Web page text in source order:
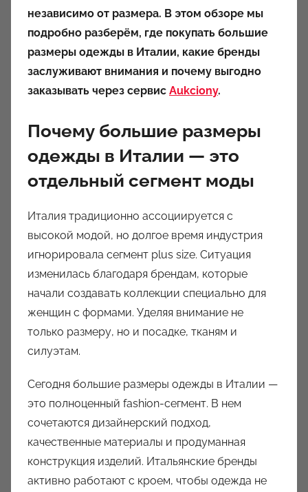
независимо от размера. В этом обзоре мы
подробно разберём, где покупать большие
размеры одежды в Италии, какие бренды
заслуживают внимания и почему выгодно
заказывать через сервис Aukciony.
Почему большие размеры
одежды в Италии — это
отдельный сегмент моды
Италия традиционно ассоциируется с
высокой модой, но долгое время индустрия
игнорировала сегмент plus size. Ситуация
изменилась благодаря брендам, которые
начали создавать коллекции специально для
женщин с формами. Уделяя внимание не
только размеру, но и посадке, тканям и
силуэтам.
Сегодня большие размеры одежды в Италии —
это полноценный fashion-сегмент. В нем
сочетаются дизайнерский подход,
качественные материалы и продуманная
конструкция изделий. Итальянские бренды
активно работают с кроем, чтобы одежда не